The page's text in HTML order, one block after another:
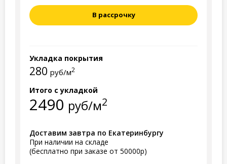
В рассрочку
Укладка покрытия
280 руб/м2
Итого с укладкой
2490 руб/м2
Доставим завтра по Екатеринбургу
При наличии на складе
(бесплатно при заказе от 50000р)